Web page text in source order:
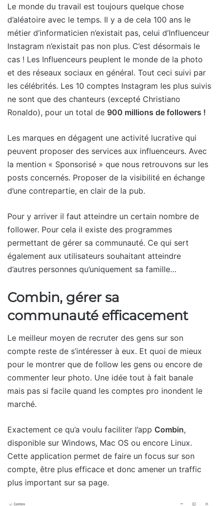
Le monde du travail est toujours quelque chose
d’aléatoire avec le temps. Il y a de cela 100 ans le
métier d’informaticien n’existait pas, celui d’Influenceur
Instagram n’existait pas non plus. C’est désormais le
cas ! Les Influenceurs peuplent le monde de la photo
et des réseaux sociaux en général. Tout ceci suivi par
les célébrités. Les 10 comptes Instagram les plus suivis
ne sont que des chanteurs (excepté Christiano
Ronaldo), pour un total de 900 millions de followers !
Les marques en dégagent une activité lucrative qui
peuvent proposer des services aux influenceurs. Avec
la mention « Sponsorisé » que nous retrouvons sur les
posts concernés. Proposer de la visibilité en échange
d’une contrepartie, en clair de la pub.
Pour y arriver il faut atteindre un certain nombre de
follower. Pour cela il existe des programmes
permettant de gérer sa communauté. Ce qui sert
également aux utilisateurs souhaitant atteindre
d’autres personnes qu’uniquement sa famille…
Combin, gérer sa
communauté efficacement
Le meilleur moyen de recruter des gens sur son
compte reste de s’intéresser à eux. Et quoi de mieux
pour le montrer que de follow les gens ou encore de
commenter leur photo. Une idée tout à fait banale
mais pas si facile quand les comptes pro inondent le
marché.
Exactement ce qu’a voulu faciliter l’app Combin,
disponible sur Windows, Mac OS ou encore Linux.
Cette application permet de faire un focus sur son
compte, être plus efficace et donc amener un traffic
plus important sur sa page.